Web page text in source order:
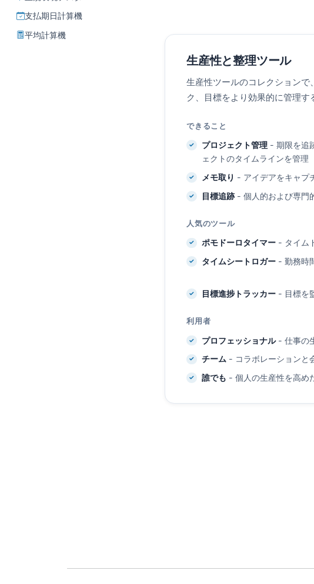
支払期日計算機
平均計算機
生産性と整理ツール
生産性ツールのコレクション
ク、目標をより効果的に管理す
できること
プロジェクト管理- 期限を追
ェクトのタイムラインを管理
メモ取り - アイデアをキャプ
目標追跡- 個人的および専門
人気のツール
ポモドーロタイマー- タイム
タイムシートロガー- 勤務時
目標進捗トラッカー- 目標を
利用者
プロフェッショナル- 仕事の
チーム- コラボレーションと
誰でも - 個人の生産性を高め